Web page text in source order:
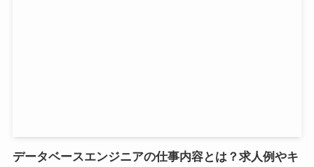
データベースエンジニアの仕事内容とは？求人例やキ